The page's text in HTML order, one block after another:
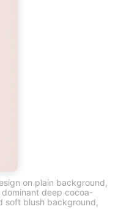
on plain background,
deep cocoa-
soft blush background,